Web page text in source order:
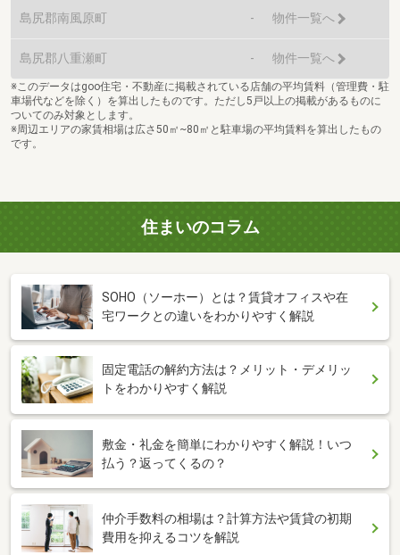
島尻郡南風原町 - 物件一覧へ
島尻郡八重瀬町 - 物件一覧へ
※このデータはgoo住宅・不動産に掲載されている店舗の平均賃料（管理費・駐
車場代などを除く）を算出したものです。ただし5戸以上の掲載があるものに
ついてのみ対象とします。
※周辺エリアの家賃相場は広さ50㎡~80㎡と駐車場の平均賃料を算出したもの
です。
住まいのコラム
SOHO（ソーホー）とは？賃貸オフィスや在
宅ワークとの違いをわかりやすく解説
固定電話の解約方法は？メリット・デメリッ
トをわかりやすく解説
敷金・礼金を簡単にわかりやすく解説！いつ
払う？返ってくるの？
仲介手数料の相場は？計算方法や賃貸の初期
費用を抑えるコツを解説